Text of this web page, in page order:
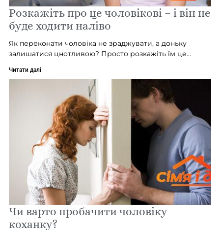
Розкажіть про це чоловікові – і він не
буде ходити наліво
Як переконати чоловіка не зраджувати, а доньку
залишатися цнотливою? Просто розкажіть їм це…
Читати далі
Чи варто пробачити чоловіку
коханку?